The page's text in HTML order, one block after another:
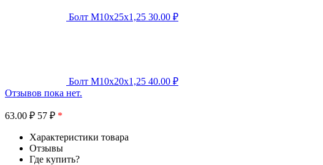
Болт М10х25х1,25 30.00 ₽
Болт М10х20х1,25 40.00 ₽
Отзывов пока нет.
63.00 ₽ 57 ₽ *
Характеристики товара
Отзывы
Где купить?